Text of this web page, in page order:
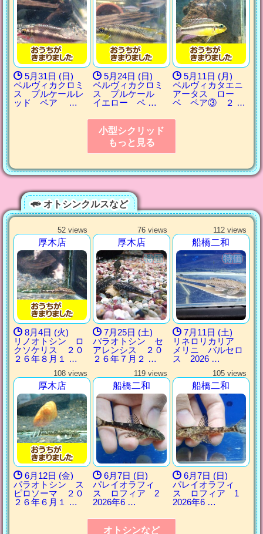
5月31日 (日)
ペルヴィカクロミ
ス プルケールレ
ッド ペア …
5月24日 (日)
ペルヴィカクロミ
ス プルケール
イエロー ペ …
5月11日 (月)
ペルヴィカタエニ
アータス ロー
ベ ペア③ ２ …
小型シクリッド
もっと見る
オトシンクルスなど
52 views
厚木店
8月4日 (火)
リノオトシン ロ
クソケリス ２０
２６年８月１ …
76 views
厚木店
7月25日 (土)
パラオトシン セ
アレンシス ２０
２６年７月２ …
112 views
船橋二和
7月11日 (土)
リネロリカリア
メリニ バルセロ
ス 2026 …
108 views
厚木店
6月12日 (金)
パラオトシン ス
ピロソーマ ２０
２６年６月１ …
119 views
船橋二和
6月7日 (日)
パレイオラフィ
ス ロフィア 2
2026年6 …
105 views
船橋二和
6月7日 (日)
パレイオラフィ
ス ロフィア 1
2026年6 …
オトシンなど